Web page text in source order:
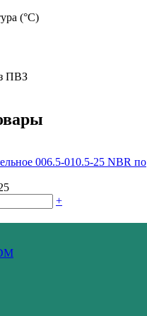
(°С)
ПВЗ
006.5-010.5-25 NBR по
+